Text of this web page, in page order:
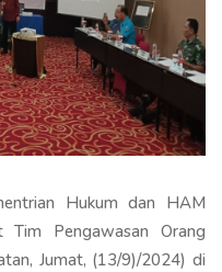
Hukum dan HAM
Tim Pengawasan Orang
Jumat, (13/9)/2024) di